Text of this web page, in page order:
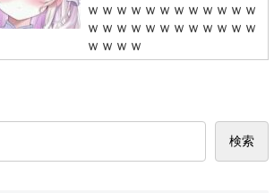
ｗｗｗｗｗｗｗｗｗｗｗｗ
ｗｗｗｗｗｗｗｗｗｗｗｗ
ｗｗｗｗ
検索